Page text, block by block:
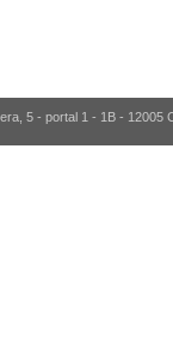
5 - portal 1 - 1B - 12005